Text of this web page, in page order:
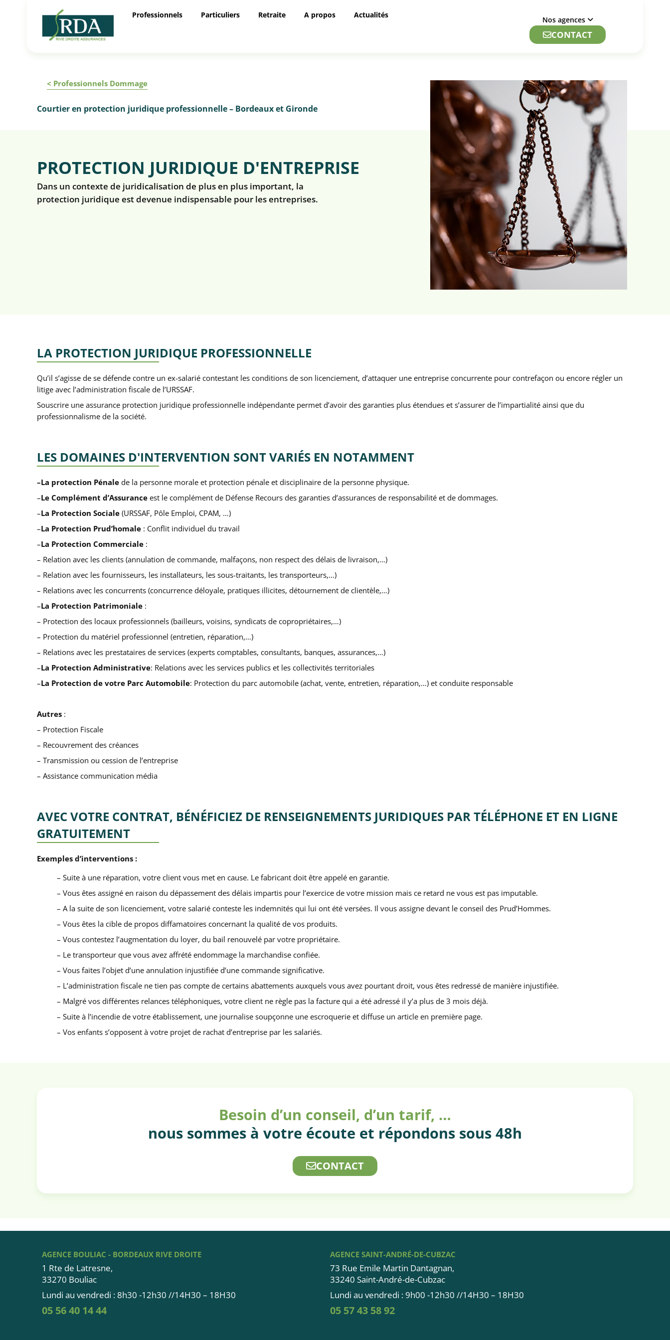
Professionnels Particuliers Retraite A propos Actualités
Nos agences
CONTACT
< Professionnels Dommage
Courtier en protection juridique professionnelle – Bordeaux et Gironde
PROTECTION JURIDIQUE D'ENTREPRISE
Dans un contexte de juridicalisation de plus en plus important, la
protection juridique est devenue indispensable pour les entreprises.
LA PROTECTION JURIDIQUE PROFESSIONNELLE
Qu’il s’agisse de se défende contre un ex-salarié contestant les conditions de son licenciement, d’attaquer une entreprise concurrente pour contrefaçon ou encore régler un
litige avec l’administration fiscale de l’URSSAF.
Souscrire une assurance protection juridique professionnelle indépendante permet d’avoir des garanties plus étendues et s’assurer de l’impartialité ainsi que du
professionnalisme de la société.
LES DOMAINES D'INTERVENTION SONT VARIÉS EN NOTAMMENT
–La protection Pénale de la personne morale et protection pénale et disciplinaire de la personne physique.
–Le Complément d’Assurance est le complément de Défense Recours des garanties d’assurances de responsabilité et de dommages.
–La Protection Sociale (URSSAF, Pôle Emploi, CPAM, …)
–La Protection Prud’homale : Conflit individuel du travail
–La Protection Commerciale :
– Relation avec les clients (annulation de commande, malfaçons, non respect des délais de livraison,…)
– Relation avec les fournisseurs, les installateurs, les sous-traitants, les transporteurs,…)
– Relations avec les concurrents (concurrence déloyale, pratiques illicites, détournement de clientèle,…)
–La Protection Patrimoniale :
– Protection des locaux professionnels (bailleurs, voisins, syndicats de copropriétaires,…)
– Protection du matériel professionnel (entretien, réparation,…)
– Relations avec les prestataires de services (experts comptables, consultants, banques, assurances,…)
–La Protection Administrative: Relations avec les services publics et les collectivités territoriales
–La Protection de votre Parc Automobile: Protection du parc automobile (achat, vente, entretien, réparation,…) et conduite responsable
Autres :
– Protection Fiscale
– Recouvrement des créances
– Transmission ou cession de l’entreprise
– Assistance communication média
AVEC VOTRE CONTRAT, BÉNÉFICIEZ DE RENSEIGNEMENTS JURIDIQUES PAR TÉLÉPHONE ET EN LIGNE
GRATUITEMENT
Exemples d’interventions :
– Suite à une réparation, votre client vous met en cause. Le fabricant doit être appelé en garantie.
– Vous êtes assigné en raison du dépassement des délais impartis pour l’exercice de votre mission mais ce retard ne vous est pas imputable.
– A la suite de son licenciement, votre salarié conteste les indemnités qui lui ont été versées. Il vous assigne devant le conseil des Prud’Hommes.
– Vous êtes la cible de propos diffamatoires concernant la qualité de vos produits.
– Vous contestez l’augmentation du loyer, du bail renouvelé par votre propriétaire.
– Le transporteur que vous avez affrété endommage la marchandise confiée.
– Vous faites l’objet d’une annulation injustifiée d’une commande significative.
– L’administration fiscale ne tien pas compte de certains abattements auxquels vous avez pourtant droit, vous êtes redressé de manière injustifiée.
– Malgré vos différentes relances téléphoniques, votre client ne règle pas la facture qui a été adressé il y’a plus de 3 mois déjà.
– Suite à l’incendie de votre établissement, une journalise soupçonne une escroquerie et diffuse un article en première page.
– Vos enfants s’opposent à votre projet de rachat d’entreprise par les salariés.
Besoin d’un conseil, d’un tarif, …
nous sommes à votre écoute et répondons sous 48h
CONTACT
AGENCE BOULIAC - BORDEAUX RIVE DROITE
1 Rte de Latresne,
33270 Bouliac
Lundi au vendredi : 8h30 -12h30 //14H30 – 18H30
05 56 40 14 44
AGENCE SAINT-ANDRÉ-DE-CUBZAC
73 Rue Emile Martin Dantagnan,
33240 Saint-André-de-Cubzac
Lundi au vendredi : 9h00 -12h30 //14H30 – 18H30
05 57 43 58 92